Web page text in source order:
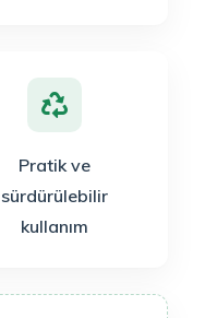
Pratik ve
sürdürülebilir
kullanım